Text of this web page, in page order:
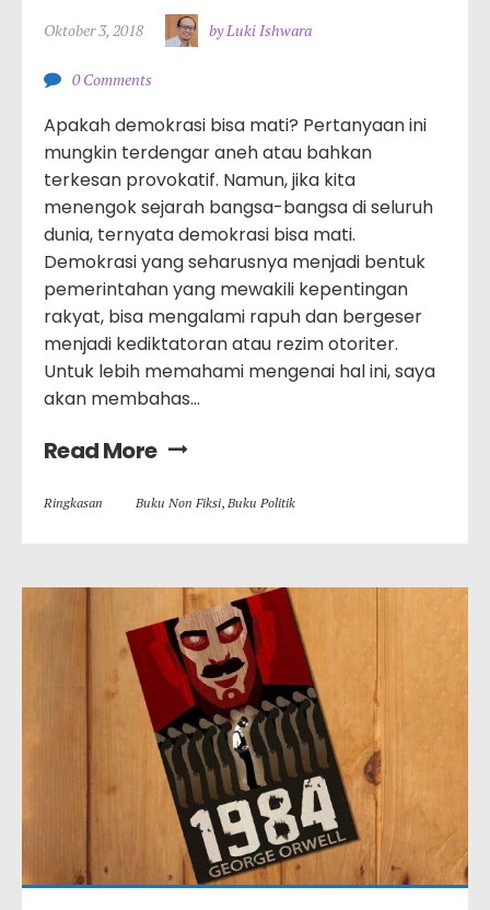
Oktober 3, 2018 by Luki Ishwara
0 Comments
Apakah demokrasi bisa mati? Pertanyaan ini
mungkin terdengar aneh atau bahkan
terkesan provokatif. Namun, jika kita
menengok sejarah bangsa-bangsa di seluruh
dunia, ternyata demokrasi bisa mati.
Demokrasi yang seharusnya menjadi bentuk
pemerintahan yang mewakili kepentingan
rakyat, bisa mengalami rapuh dan bergeser
menjadi kediktatoran atau rezim otoriter.
Untuk lebih memahami mengenai hal ini, saya
akan membahas…
Read More
Ringkasan Buku Non Fiksi, Buku Politik